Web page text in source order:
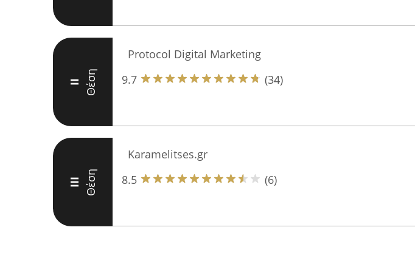
II Θέση
Protocol Digital Marketing
9.7
(34)
III Θέση
Karamelitses.gr
8.5
(6)